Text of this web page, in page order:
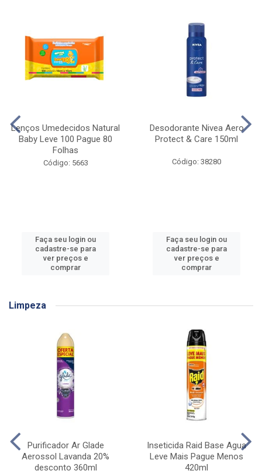
Lenços Umedecidos Natural
Baby Leve 100 Pague 80
Folhas
Código: 5663
Faça seu login ou
cadastre-se para
ver preços e
comprar
Desodorante Nivea Aero
Protect & Care 150ml
Código: 38280
Faça seu login ou
cadastre-se para
ver preços e
comprar
Limpeza
Purificador Ar Glade
Aerossol Lavanda 20%
desconto 360ml
Inseticida Raid Base Agua
Leve Mais Pague Menos
420ml